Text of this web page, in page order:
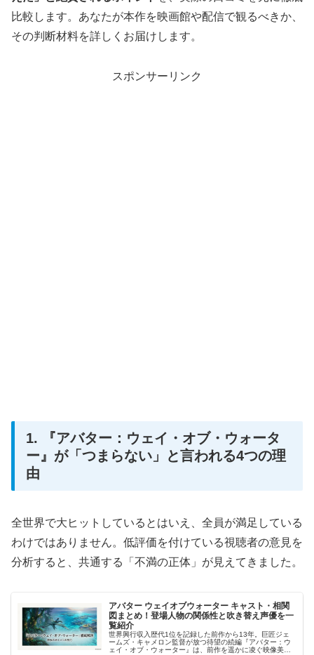
比較します。あなたが本作を映画館や配信で観るべきか、
その判断材料を詳しくお届けします。
スポンサーリンク
1. 『アバター：ウェイ・オブ・ウォータ
ー』が「つまらない」と言われる4つの理
由
全世界で大ヒットしているとはいえ、全員が満足している
わけではありません。低評価を付けている視聴者の意見を
分析すると、共通する「不満の正体」が見えてきました。
アバター ウェイオブウォーター キャスト・相関
図まとめ！登場人物の関係性と吹き替え声優を一
覧紹介
世界興行収入歴代1位を記録した前作から13年。巨匠ジェ
ームズ・キャメロン監督が放つ待望の続編『アバター：ウ
ェイ・オブ・ウォーター』は、前作を遥かに凌ぐ映像美